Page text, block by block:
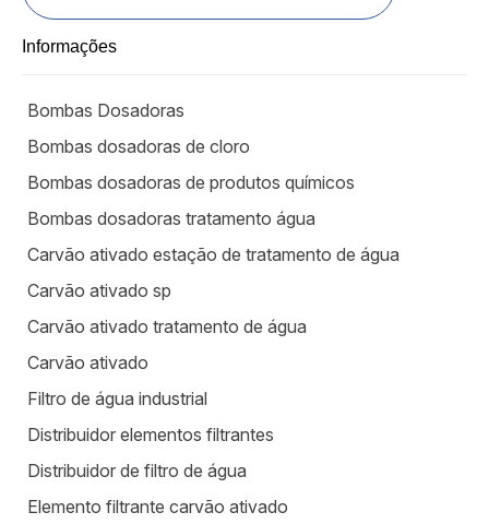
Informações
Bombas Dosadoras
Bombas dosadoras de cloro
Bombas dosadoras de produtos químicos
Bombas dosadoras tratamento água
Carvão ativado estação de tratamento de água
Carvão ativado sp
Carvão ativado tratamento de água
Carvão ativado
Filtro de água industrial
Distribuidor elementos filtrantes
Distribuidor de filtro de água
Elemento filtrante carvão ativado